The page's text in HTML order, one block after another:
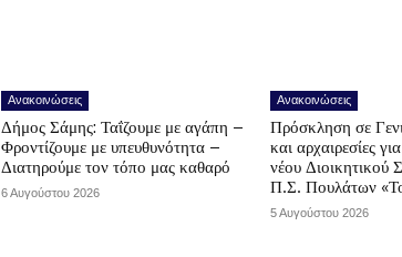
Ανακοινώσεις
Δήμος Σάμης: Ταΐζουμε με αγάπη –
Φροντίζουμε με υπευθυνότητα –
Διατηρούμε τον τόπο μας καθαρό
6 Αυγούστου 2026
Ανακοινώσεις
Πρόσκληση σε
και αρχαιρεσίες
νέου Διοικητικού
Π.Σ. Πουλάτων
5 Αυγούστου 2026